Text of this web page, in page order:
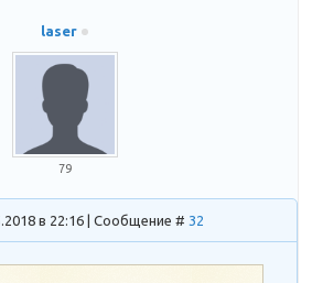
laser
79
в 22:16 | Сообщение # 32